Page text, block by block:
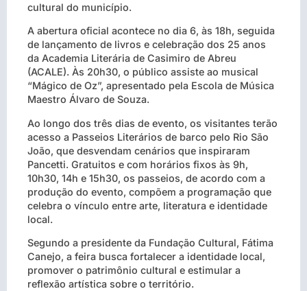
cultural do município.
A abertura oficial acontece no dia 6, às 18h, seguida
de lançamento de livros e celebração dos 25 anos
da Academia Literária de Casimiro de Abreu
(ACALE). Às 20h30, o público assiste ao musical
“Mágico de Oz”, apresentado pela Escola de Música
Maestro Álvaro de Souza.
Ao longo dos três dias de evento, os visitantes terão
acesso a Passeios Literários de barco pelo Rio São
João, que desvendam cenários que inspiraram
Pancetti. Gratuitos e com horários fixos às 9h,
10h30, 14h e 15h30, os passeios, de acordo com a
produção do evento, compõem a programação que
celebra o vínculo entre arte, literatura e identidade
local.
Segundo a presidente da Fundação Cultural, Fátima
Canejo, a feira busca fortalecer a identidade local,
promover o patrimônio cultural e estimular a
reflexão artística sobre o território.